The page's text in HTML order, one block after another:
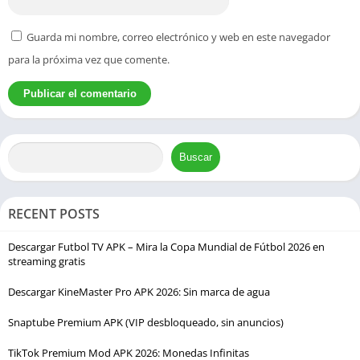
diseños únicos que requieren diferentes estrategias para
derrotarlos. Estos encuentros a menudo involucran enemigos
más grandes que la vida con patrones de ataque y debilidades
distintos. La variedad en el diseño de los jefes mantiene la
jugabilidad fresca y desafiante, empujando a los jugadores a
adaptar sus tácticas para cada enfrentamiento12.
Gráficos y animación enriquecidos
METAL SLUG 2 APK es famoso por sus impresionantes gráficos
innovadores para su época. El juego presenta sprites
meticulosamente elaborados y fondos vibrantes que dan vida a
los entornos devastados por la guerra. Cada personaje,
contribuye al encanto general y atractivo estético del juego.
Guarda mi nombre, correo electrónico y web en este navegador
para la próxima vez que comente.
Buscar
RECENT POSTS
Descargar Futbol TV APK – Mira la Copa Mundial de Fútbol 2026 en
streaming gratis
Descargar KineMaster Pro APK 2026: Sin marca de agua
Snaptube Premium APK (VIP desbloqueado, sin anuncios)
TikTok Premium Mod APK 2026: Monedas Infinitas